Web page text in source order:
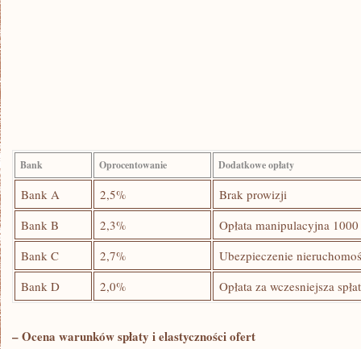
Bank Oprocentowanie Dodatkowe opłaty
Bank A 2,5%
Brak prowizji
Bank B
2,3%
Opłata manipulacyjna 1000
Bank C
2,7%
Ubezpieczenie
Bank D
2,0% Opłata za wczesniejsza
– Ocena warunków spłaty i ​elastyczności ofert